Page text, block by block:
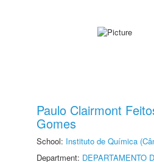
Paulo Clairmont
Gomes
School: Instituto de Química
Department: DEPARTAMENTO